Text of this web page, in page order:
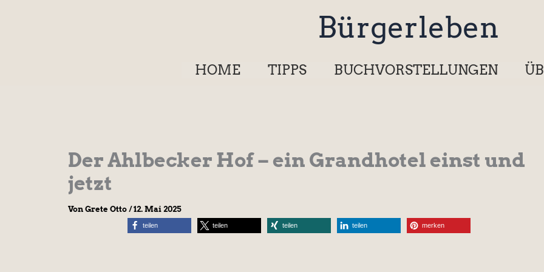
Bürgerleben
HOME TIPPS BUCHVORSTELLUNGEN
Der Ahlbecker Hof – ein Grandhotel einst und
jetzt
Von Grete Otto /12. Mai 2025
teilen teilen teilen teilen merken